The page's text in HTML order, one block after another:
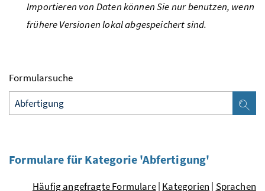
Importieren von Daten können Sie nur benutzen, wenn
frühere Versionen lokal abgespeichert sind.
Formularsuche
Formulare für Kategorie 'Abfertigung'
Häufig angefragte Formulare| Kategorien | Sprachen